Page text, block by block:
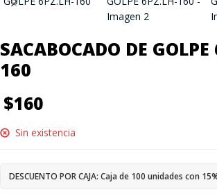
SACABOCADO DE
160
$160
Sin existencia
DESCUENTO POR CAJA: Caja de 100 unidades con